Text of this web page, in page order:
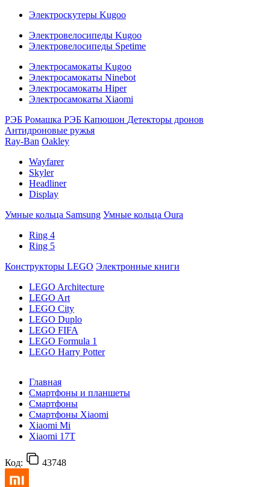
Электроскутеры Kugoo
Электровелосипеды Kugoo
Электровелосипеды Spetime
Электросамокаты Kugoo
Электросамокаты Ninebot
Электросамокаты Hiper
Электросамокаты Xiaomi
РЭБ Ромашка РЭБ Капюшон Детекторы дронов
Антидроновые ружья
Ray-Ban Oakley
Wayfarer
Skyler
Headliner
Display
Умные кольца Samsung Умные кольца Oura
Ring 4
Ring 5
Конструкторы LEGO Электронные книги
LEGO Architecture
LEGO Art
LEGO City
LEGO Duplo
LEGO FIFA
LEGO Formula 1
LEGO Harry Potter
Главная
Смартфоны и планшеты
Смартфоны
Смартфоны Xiaomi
Xiaomi Mi
Xiaomi 17T
Код: 43748